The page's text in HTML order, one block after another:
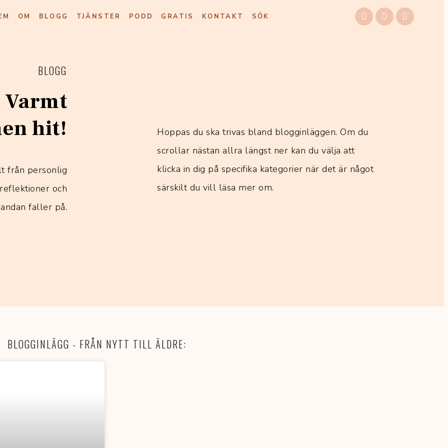
OM BLOGG TJÄNSTER PODD GRATIS KONTAKT SÖK
BLOGG
Varmt
hit!
från personlig
och
faller på.
Hoppas du ska trivas bland blogginläggen. Om du
scrollar nästan allra längst ner kan du välja att
klicka in dig på specifika kategorier när det är något
särskilt du vill läsa mer om.
BLOGGINLÄGG - FRÅN NYTT TILL ÄLDRE: